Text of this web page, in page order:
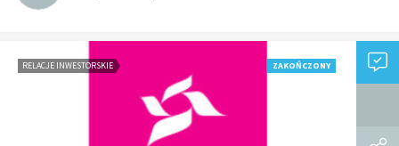
RELACJE INWESTORSKIE ZAKOŃCZONY